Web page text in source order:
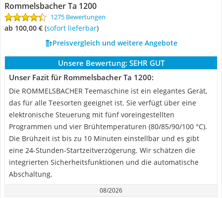
Rommelsbacher Ta 1200
1275 Bewertungen
ab 100,00 € ( Sofort lieferbar)
Preisvergleich und weitere Angebote
Unsere Bewertung: SEHR GUT
Unser Fazit für Rommelsbacher Ta 1200:
Die ROMMELSBACHER Teemaschine ist ein elegantes Gerät,
das für alle Teesorten geeignet ist. Sie verfügt über eine
elektronische Steuerung mit fünf voreingestellten
Programmen und vier Brühtemperaturen (80/85/90/100 °C).
Die Brühzeit ist bis zu 10 Minuten einstellbar und es gibt
eine 24-Stunden-Startzeitverzögerung. Wir schätzen die
integrierten Sicherheitsfunktionen und die automatische
Abschaltung.
08/2026